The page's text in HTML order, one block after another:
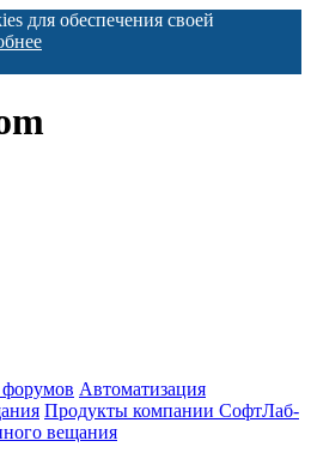
для обеспечения своей
Автоматизация
Продукты компании СофтЛаб-
вещания